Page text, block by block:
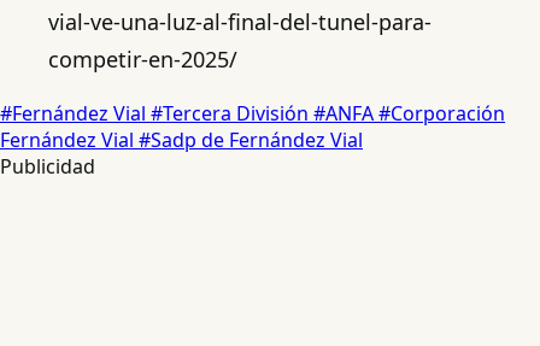
vial-ve-una-luz-al-final-del-tunel-para-
competir-en-2025/
#Fernández Vial #Tercera División #ANFA#Corporación
Fernández Vial #Sadp de Fernández Vial
Publicidad